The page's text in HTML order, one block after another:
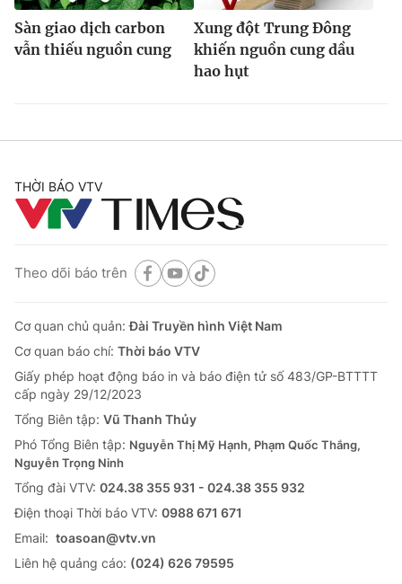
Sàn giao dịch carbon
vẫn thiếu nguồn cung
Xung đột Trung Đông
khiến nguồn cung dầu
hao hụt
THỜI BÁO VTV
Theo dõi báo trên
Cơ quan chủ quản:Đài Truyền hình Việt Nam
Cơ quan báo chí: Thời báo VTV
Giấy phép hoạt động báo in và báo điện tử số 483/GP-BTTTT
cấp ngày 29/12/2023
Tổng Biên tập: Vũ Thanh Thủy
Phó Tổng Biên tập: Nguyễn Thị Mỹ Hạnh, Phạm Quốc Thắng,
Nguyễn Trọng Ninh
Tổng đài VTV: 024.38 355 931 - 024.38 355 932
Ðiện thoại Thời báo VTV: 0988 671 671
Email: toasoan@vtv.vn
Liên hệ quảng cáo: (024) 626 79595